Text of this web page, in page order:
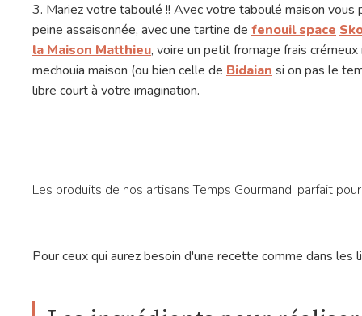
3. Mariez votre taboulé !! Avec votre taboulé maison
peine assaisonnée, avec une tartine de fenouil space
la Maison Matthieu, voire un petit fromage frais
mechouia maison (ou bien celle de Bidaian si on pas le
libre court à votre imagination.
Les produits de nos artisans Temps Gourmand, parfait
Pour ceux qui aurez besoin d'une recette comme dans les